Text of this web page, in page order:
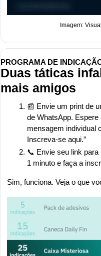
Imagem:
PROGRAMA DE
Duas táticas
mais amigos
📰 Envie um print de
de WhatsApp.
mensagem individual
Inscreva-se aqui.”
📞 Envie seu link
1 minuto e faça a
Sim, funciona. Veja o que